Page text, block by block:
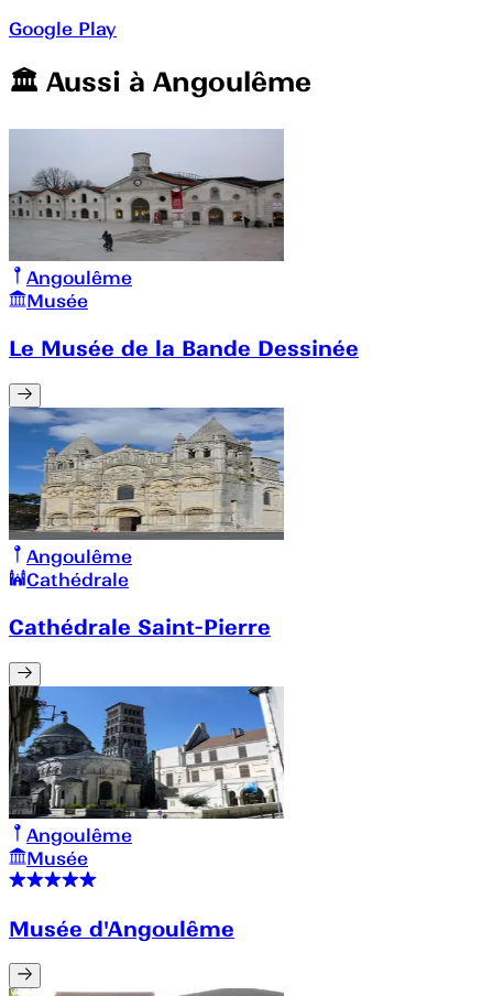
Google Play
🏛️️ Aussi à Angoulême
Angoulême
Musée
Le Musée de la Bande Dessinée
Angoulême
Cathédrale
Cathédrale Saint-Pierre
Angoulême
Musée
Musée d'Angoulême